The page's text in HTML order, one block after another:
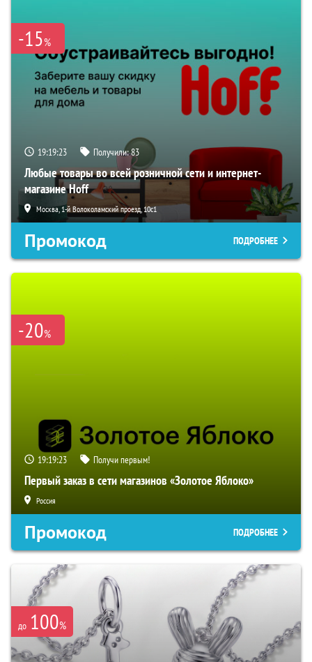
-15%
19:19:22 Получили:83
Любые товары во всей розничной сети и интернет-
магазине Hoff
Москва, 1-й Волоколамский проезд, 10с1
Промокод ПОДРОБНЕЕ
-20%
19:19:22 Получи первым!
Первый заказ в сети магазинов «Золотое Яблоко»
Россия
Промокод ПОДРОБНЕЕ
до 100%